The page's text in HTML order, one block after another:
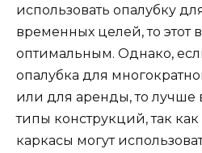
использовать опалубку
временных целей, то этот
оптимальным. Однако,
опалубка для
или для аренды, то лучше
типы конструкций, так
каркасы могут